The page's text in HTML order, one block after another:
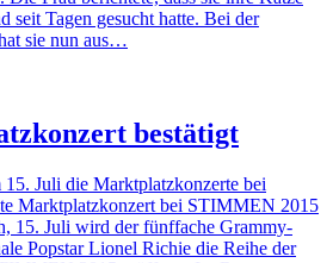
seit Tagen gesucht hatte. Bei der
sie nun aus…
bestätigt
Juli die Marktplatzkonzerte bei
Marktplatzkonzert bei STIMMEN 2015
15. Juli wird der fünffache Grammy-
Popstar Lionel Richie die Reihe der